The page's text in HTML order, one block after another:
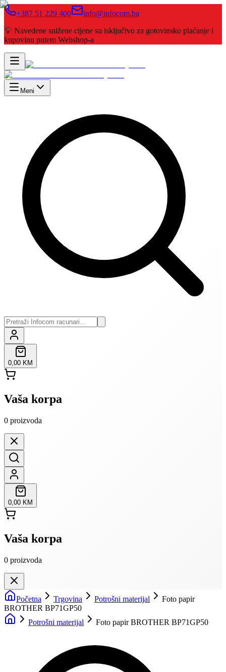
+387 51 229 400
info@infocom.ba
💡 Navedene snižene cijene su isključivo za gotovinsko plaćanje i
kupovinu putem Webshop-a
Meni
0,00 KM
Vaša korpa
0 proizvoda
0,00 KM
Vaša korpa
0 proizvoda
Početna Trgovina Potrošni materijal
Foto papir
BROTHER BP71GP50
Potrošni materijal
Foto papir BROTHER BP71GP50